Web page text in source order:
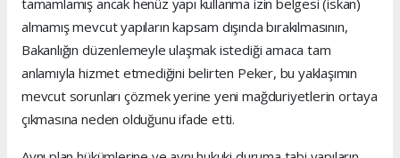
tamamlamış ancak henüz yapı kullanma izin belgesi (iskan)
almamış mevcut yapıların kapsam dışında bırakılmasının,
Bakanlığın düzenlemeyle ulaşmak istediği amaca tam
anlamıyla hizmet etmediğini belirten Peker, bu yaklaşımın
mevcut sorunları çözmek yerine yeni mağduriyetlerin ortaya
çıkmasına neden olduğunu ifade etti.